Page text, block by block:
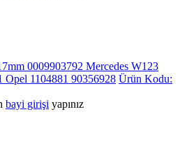
0009903792 Mercedes W123
1104881 90356928 Ürün Kodu:
bayi girişi yapınız